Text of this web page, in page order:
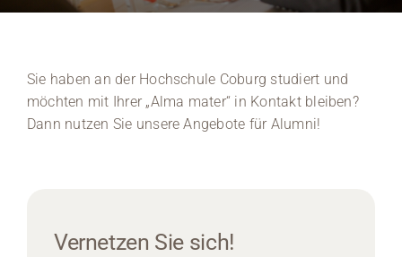
Stellenangebote
News
Sie haben an der Hochschule Coburg studiert und
möchten mit Ihrer „Alma mater“ in Kontakt bleiben?
Dann nutzen Sie unsere Angebote für Alumni!
Vernetzen Sie sich!